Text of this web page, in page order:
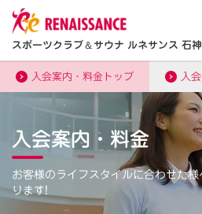
スポーツクラブ＆サウナ ルネサンス 石
入会案内・料金トップ 入
入会案内・料金
お客様のライフスタイルに合わせた
ります!